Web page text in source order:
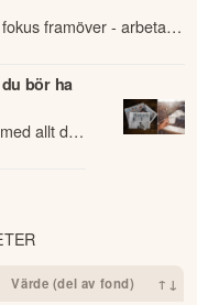
och fatta välgrundade
över tid.
med våra
ett ännu starkare, mer
företrädare Per
styrelsen för förtroendet
av AI och kan
framöver - arbeta
se över portföljen.
bör ha
allt du
Värde (del av fond) ↑↓